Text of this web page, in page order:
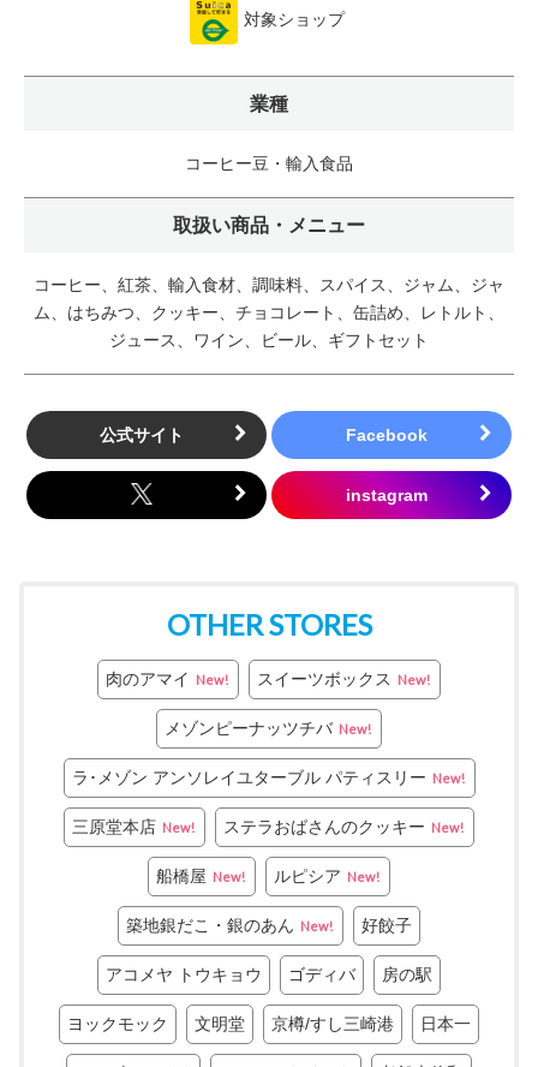
対象ショップ
業種
コーヒー豆・輸入食品
取扱い商品・メニュー
コーヒー、紅茶、輸入食材、調味料、スパイス、ジャム、ジャ
ム、はちみつ、クッキー、チョコレート、缶詰め、レトルト、
ジュース、ワイン、ビール、ギフトセット
公式サイト
OTHER STORES
肉のアマイ New! スイーツボックス New!
メゾンピーナッツチバ New!
ラ･メゾン アンソレイユターブル パティスリー New!
三原堂本店 New! ステラおばさんのクッキー New!
船橋屋 New! ルピシア New!
築地銀だこ・銀のあん New! 好餃子
アコメヤ トウキョウ ゴディバ 房の駅
ヨックモック 文明堂 京樽/すし三崎港 日本一